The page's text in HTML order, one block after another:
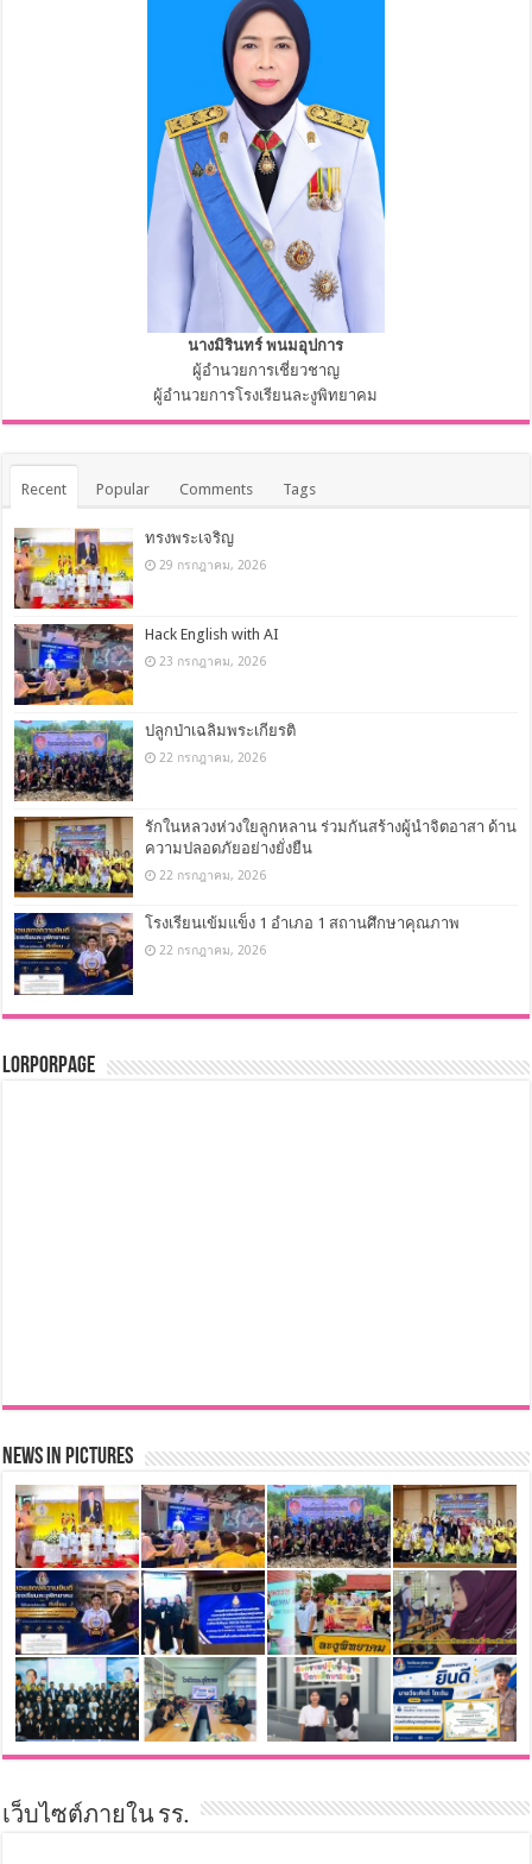
นางมิรินทร์ พนมอุปการ
ผู้อำนวยการเชี่ยวชาญ
ผู้อำนวยการโรงเรียนละงูพิทยาคม
Recent Popular Comments Tags
ทรงพระเจริญ
29 กรกฎาคม, 2026
Hack English with AI
23 กรกฎาคม, 2026
ปลูกป่าเฉลิมพระเกียรติ
22 กรกฎาคม, 2026
รักในหลวงห่วงใยลูกหลาน ร่วมกันสร้างผู้นำจิตอาสา ด้าน
ความปลอดภัยอย่างยั่งยืน
22 กรกฎาคม, 2026
โรงเรียนเข้มแข็ง 1 อำเภอ 1 สถานศึกษาคุณภาพ
22 กรกฎาคม, 2026
LorPorPage
News in Pictures
เว็บไซต์ภายใน รร.